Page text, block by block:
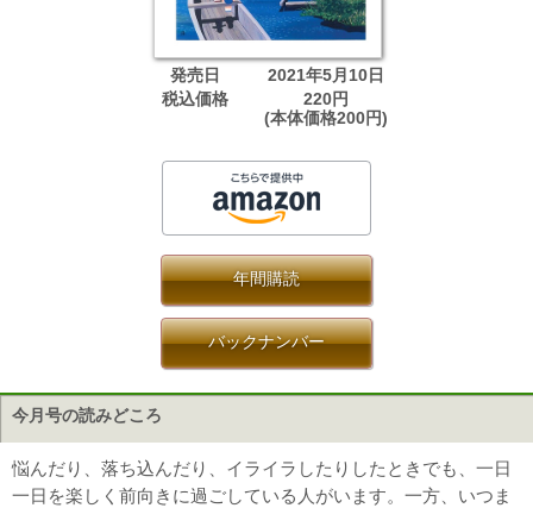
発売日
2021年5月10日
税込価格
220円
(本体価格200円)
年間購読
バックナンバー
今月号の読みどころ
悩んだり、落ち込んだり、イライラしたりしたときでも、一日
一日を楽しく前向きに過ごしている人がいます。一方、いつま